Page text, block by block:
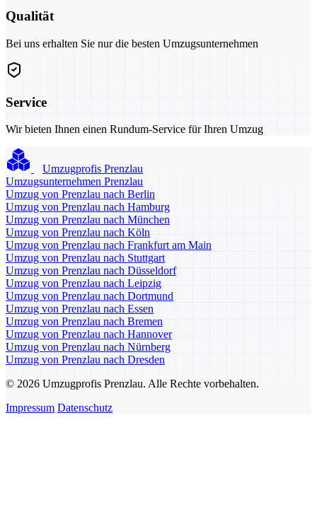
Qualität
Bei uns erhalten Sie nur die besten Umzugsunternehmen
Service
Wir bieten Ihnen einen Rundum-Service für Ihren Umzug
Umzugprofis Prenzlau
Umzugsunternehmen Prenzlau
Umzug von Prenzlau nach Berlin
Umzug von Prenzlau nach Hamburg
Umzug von Prenzlau nach München
Umzug von Prenzlau nach Köln
Umzug von Prenzlau nach Frankfurt am Main
Umzug von Prenzlau nach Stuttgart
Umzug von Prenzlau nach Düsseldorf
Umzug von Prenzlau nach Leipzig
Umzug von Prenzlau nach Dortmund
Umzug von Prenzlau nach Essen
Umzug von Prenzlau nach Bremen
Umzug von Prenzlau nach Hannover
Umzug von Prenzlau nach Nürnberg
Umzug von Prenzlau nach Dresden
© 2026 Umzugprofis Prenzlau. Alle Rechte vorbehalten.
Impressum Datenschutz